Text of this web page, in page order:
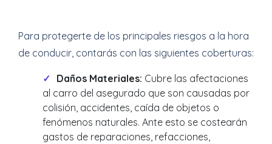
Para protegerte de los principales riesgos a la hora
de conducir, contarás con las siguientes coberturas:
Daños Materiales: Cubre las afectaciones
al carro del asegurado que son causadas por
colisión, accidentes, caída de objetos o
fenómenos naturales. Ante esto se costearán
gastos de reparaciones, refacciones,